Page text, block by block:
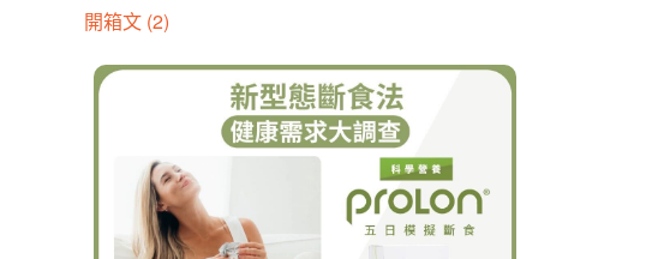
開箱文 (2)